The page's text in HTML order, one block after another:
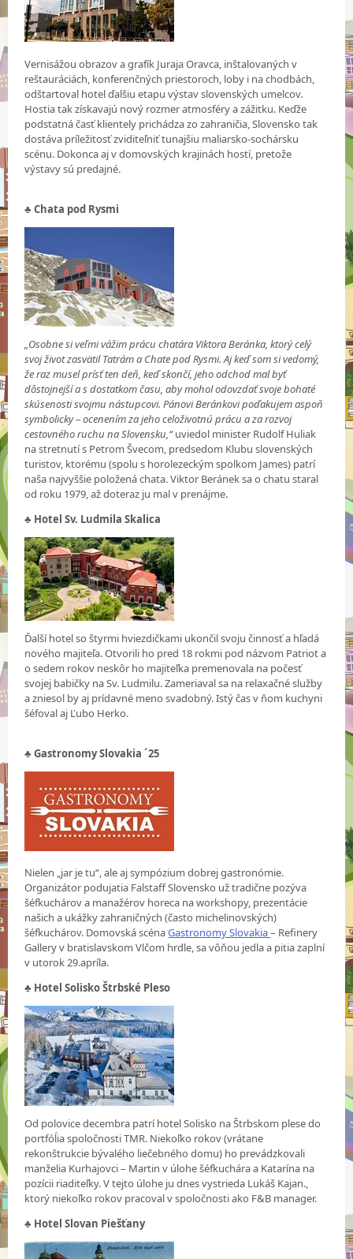
Vernisážou obrazov a grafík Juraja Oravca, inštalovaných v
reštauráciách, konferenčných priestoroch, loby i na chodbách,
odštartoval hotel ďalšiu etapu výstav slovenských umelcov.
Hostia tak získavajú nový rozmer atmosféry a zážitku. Keďže
podstatná časť klientely prichádza zo zahraničia, Slovensko tak
dostáva príležitosť zviditeľniť tunajšiu maliarsko-sochársku
scénu. Dokonca aj v domovských krajinách hostí, pretože
výstavy sú predajné.
♣ Chata pod Rysmi
„Osobne si veľmi vážim prácu chatára Viktora Beránka, ktorý celý
svoj život zasvätil Tatrám a Chate pod Rysmi. Aj keď som si vedomý,
že raz musel prísť ten deň, keď skončí, jeho odchod mal byť
dôstojnejší a s dostatkom času, aby mohol odovzdať svoje bohaté
skúsenosti svojmu nástupcovi. Pánovi Beránkovi poďakujem aspoň
symbolicky – ocenením za jeho celoživotnú prácu a za rozvoj
cestovného ruchu na Slovensku,“uviedol minister Rudolf Huliak
na stretnutí s Petrom Švecom, predsedom Klubu slovenských
turistov, ktorému (spolu s horolezeckým spolkom James) patrí
naša najvyššie položená chata. Viktor Beránek sa o chatu staral
od roku 1979, až doteraz ju mal v prenájme.
♣ Hotel Sv. Ludmila Skalica
Ďalší hotel so štyrmi hviezdičkami ukončil svoju činnosť a hľadá
nového majiteľa. Otvorili ho pred 18 rokmi pod názvom Patriot a
o sedem rokov neskôr ho majiteľka premenovala na počesť
svojej babičky na Sv. Ludmilu. Zameriaval sa na relaxačné služby
a zniesol by aj prídavné meno svadobný. Istý čas v ňom kuchyni
šéfoval aj Ľubo Herko.
♣Gastronomy Slovakia ´25
Nielen „jar je tu“, ale aj sympózium dobrej gastronómie.
Organizátor podujatia Falstaff Slovensko už tradične pozýva
šéfkuchárov a manažérov horeca na workshopy, prezentácie
našich a ukážky zahraničných (často michelinovských)
šéfkuchárov. Domovská scénaGastronomy Slovakia– Refinery
Gallery v bratislavskom Vlčom hrdle, sa vôňou jedla a pitia zaplní
v utorok 29.apríla.
♣ Hotel Solisko Štrbské Pleso
Od polovice decembra patrí hotel Solisko na Štrbskom plese do
portfóĺia spoločnosti TMR. Niekoľko rokov (vrátane
rekonštrukcie bývalého liečebného domu) ho prevádzkovali
manželia Kurhajovci – Martin v úlohe šéfkuchára a Katarína na
pozícii riaditeľky. V tejto úlohe ju dnes vystrieda Lukáš Kajan.,
ktorý niekoľko rokov pracoval v spoločnosti ako F&B manager.
♣ Hotel Slovan Piešťany